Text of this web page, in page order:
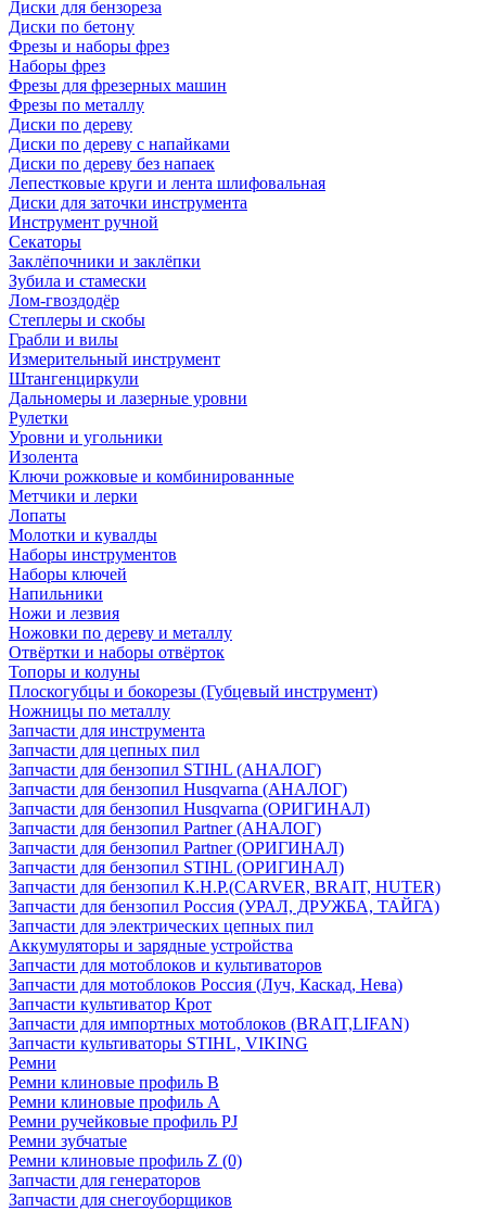
Диски для бензореза
Диски по бетону
Фрезы и наборы фрез
Наборы фрез
Фрезы для фрезерных машин
Фрезы по металлу
Диски по дереву
Диски по дереву с напайками
Диски по дереву без напаек
Лепестковые круги и лента шлифовальная
Диски для заточки инструмента
Инструмент ручной
Секаторы
Заклёпочники и заклёпки
Зубила и стамески
Лом-гвоздодёр
Степлеры и скобы
Грабли и вилы
Измерительный инструмент
Штангенциркули
Дальномеры и лазерные уровни
Рулетки
Уровни и угольники
Изолента
Ключи рожковые и комбинированные
Метчики и лерки
Лопаты
Молотки и кувалды
Наборы инструментов
Наборы ключей
Напильники
Ножи и лезвия
Ножовки по дереву и металлу
Отвёртки и наборы отвёрток
Топоры и колуны
Плоскогубцы и бокорезы (Губцевый инструмент)
Ножницы по металлу
Запчасти для инструмента
Запчасти для цепных пил
Запчасти для бензопил STIHL (АНАЛОГ)
Запчасти для бензопил Husqvarna (АНАЛОГ)
Запчасти для бензопил Husqvarna (ОРИГИНАЛ)
Запчасти для бензопил Partner (АНАЛОГ)
Запчасти для бензопил Partner (ОРИГИНАЛ)
Запчасти для бензопил STIHL (ОРИГИНАЛ)
Запчасти для бензопил К.Н.Р.(CARVER, BRAIT, HUTER)
Запчасти для бензопил Россия (УРАЛ, ДРУЖБА, ТАЙГА)
Запчасти для электрических цепных пил
Аккумуляторы и зарядные устройства
Запчасти для мотоблоков и культиваторов
Запчасти для мотоблоков Россия (Луч, Каскад, Нева)
Запчасти культиватор Крот
Запчасти для импортных мотоблоков (BRAIT,LIFAN)
Запчасти культиваторы STIHL, VIKING
Ремни
Ремни клиновые профиль B
Ремни клиновые профиль А
Ремни ручейковые профиль PJ
Ремни зубчатые
Ремни клиновые профиль Z (0)
Запчасти для генераторов
Запчасти для снегоуборщиков